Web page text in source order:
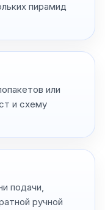
пирамид
или
и схему
подачи,
ручной